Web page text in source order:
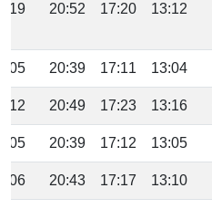
13:12
17:20
20:52
13:04
17:11
20:39
13:16
17:23
20:49
13:05
17:12
20:39
13:10
17:17
20:43